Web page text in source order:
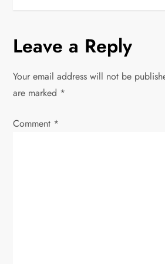
a
v
g
Leave a Reply
Your email address will not be
are marked *
Comment *